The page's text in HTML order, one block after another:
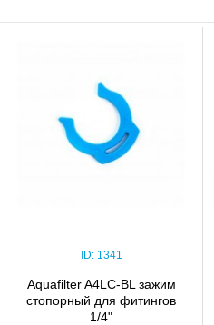
ID: 1341
Aquafilter A4LC-BL зажим
стопорный для фитингов
1/4"